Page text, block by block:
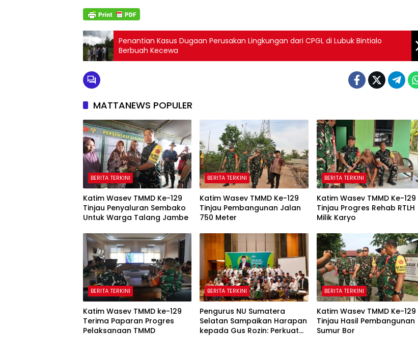
Penantian Kasus Dugaan Perusakan Lingkungan dari CPGL di Lubuk Bintialo
Berbuah Kecewa
MATTANEWS POPULER
BERITA TERKINI
Katim Wasev TMMD Ke-129
Tinjau Penyaluran Sembako
Untuk Warga Talang Jambe
BERITA TERKINI
Katim Wasev TMMD Ke-129
Tinjau Pembangunan Jalan
750 Meter
BERITA TERKINI
Katim Wasev TMMD Ke-129
Tinjau Progres Rehab RTLH
Milik Karyo
BERITA TERKINI
Katim Wasev TMMD ke-129
Terima Paparan Progres
Pelaksanaan TMMD
BERITA TERKINI
Pengurus NU Sumatera
Selatan Sampaikan Harapan
kepada Gus Rozin: Perkuat
BERITA TERKINI
Katim Wasev TMMD Ke-129
Tinjau Hasil Pembangunan
Sumur Bor